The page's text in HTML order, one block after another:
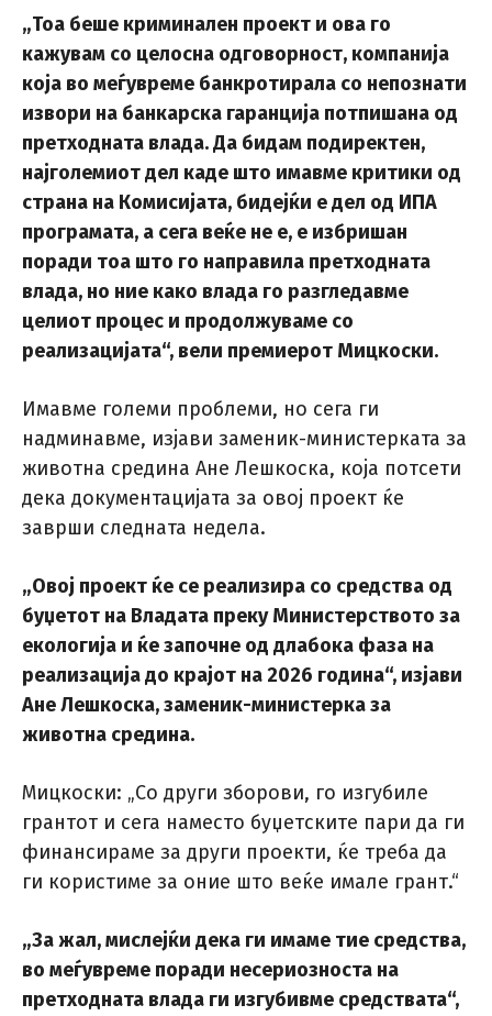
„Тоа беше криминален проект и ова го
кажувам со целосна одговорност, компанија
која во меѓувреме банкротирала со непознати
извори на банкарска гаранција потпишана од
претходната влада. Да бидам подиректен,
најголемиот дел каде што имавме критики од
страна на Комисијата, бидејќи е дел од ИПА
програмата, а сега веќе не е, е избришан
поради тоа што го направила претходната
влада, но ние како влада го разгледавме
целиот процес и продолжуваме со
реализацијата“, вели премиерот Мицкоски.
Имавме големи проблеми, но сега ги
надминавме, изјави заменик-министерката за
животна средина Ане Лешкоска, која потсети
дека документацијата за овој проект ќе
заврши следната недела.
„Овој проект ќе се реализира со средства од
буџетот на Владата преку Министерството за
екологија и ќе започне од длабока фаза на
реализација до крајот на 2026 година“, изјави
Ане Лешкоска, заменик-министерка за
животна средина.
Мицкоски: „Со други зборови, го изгубиле
грантот и сега наместо буџетските пари да ги
финансираме за други проекти, ќе треба да
ги користиме за оние што веќе имале грант.“
„За жал, мислејќи дека ги имаме тие средства,
во меѓувреме поради несериозноста на
претходната влада ги изгубивме средствата“,